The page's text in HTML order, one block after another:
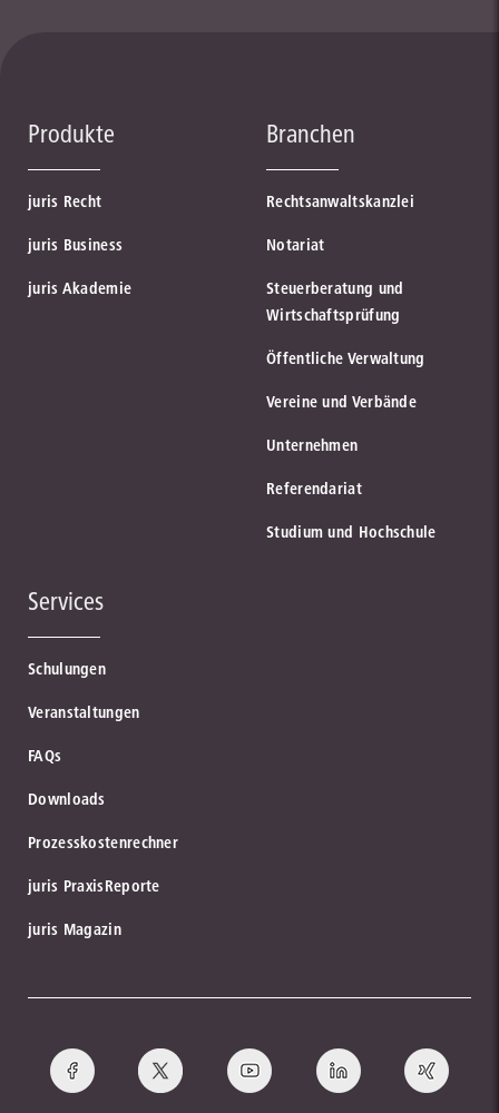
Produkte
juris Recht
juris Business
juris Akademie
Branchen
Rechtsanwaltskanzlei
Notariat
Steuerberatung und
Wirtschaftsprüfung
Öffentliche Verwaltung
Vereine und Verbände
Unternehmen
Referendariat
Studium und Hochschule
Services
Schulungen
Veranstaltungen
FAQs
Downloads
Prozesskostenrechner
juris PraxisReporte
juris Magazin